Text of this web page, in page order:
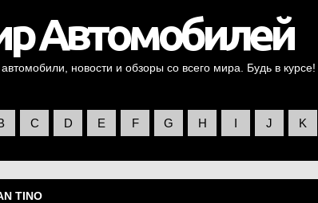
новости и обзоры со всего мира. Будь в курсе!
C D E F G H I J K
TINO